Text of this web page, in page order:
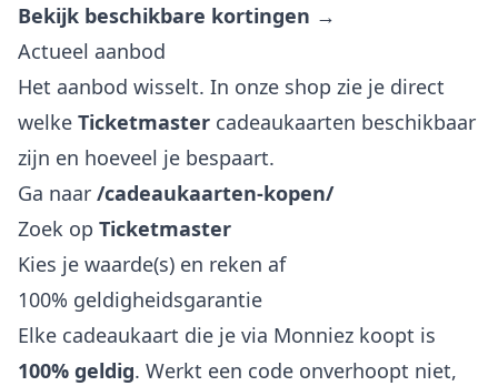
Bekijk beschikbare kortingen →
Actueel aanbod
Het aanbod wisselt. In onze shop zie je direct
welke Ticketmaster cadeaukaarten beschikbaar
zijn en hoeveel je bespaart.
Ga naar /cadeaukaarten-kopen/
Zoek op Ticketmaster
Kies je waarde(s) en reken af
100% geldigheidsgarantie
Elke cadeaukaart die je via Monniez koopt is
100% geldig. Werkt een code onverhoopt niet,